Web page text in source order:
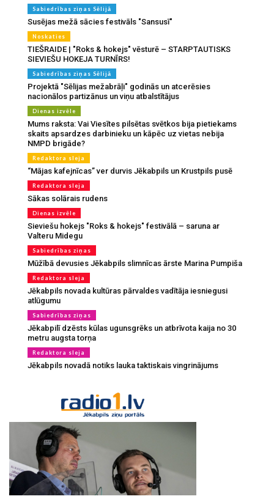
Sabiedrības ziņas Sēlijā
Susējas mežā sācies festivāls "Sansusī"
Noskaties
TIEŠRAIDE | "Roks & hokejs" vēsturē – STARPTAUTISKS
SIEVIEŠU HOKEJA TURNĪRS!
Sabiedrības ziņas Sēlijā
Projektā "Sēlijas mežabrāļi" godinās un atcerēsies
nacionālos partizānus un viņu atbalstītājus
Dienas izvēle
Mums raksta: Vai Viesītes pilsētas svētkos bija pietiekams
skaits apsardzes darbinieku un kāpēc uz vietas nebija
NMPD brigāde?
Redaktora sleja
“Mājas kafejnīcas” ver durvis Jēkabpils un Krustpils pusē
Redaktora sleja
Sākas solārais rudens
Dienas izvēle
Sieviešu hokejs "Roks & hokejs" festivālā – saruna ar
Valteru Midegu
Sabiedrības ziņas
Mūžībā devusies Jēkabpils slimnīcas ārste Marina Pumpiša
Redaktora sleja
Jēkabpils novada kultūras pārvaldes vadītāja iesniegusi
atlūgumu
Sabiedrības ziņas
Jēkabpilī dzēsts kūlas ugunsgrēks un atbrīvota kaija no 30
metru augsta torņa
Redaktora sleja
Jēkabpils novadā notiks lauka taktiskais vingrinājums